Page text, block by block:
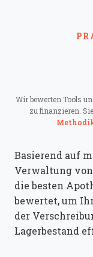
Wir bewerten Tools
zu finanzieren.
Basierend auf
Verwaltung
die besten
bewertet, um
der
Lagerbestand